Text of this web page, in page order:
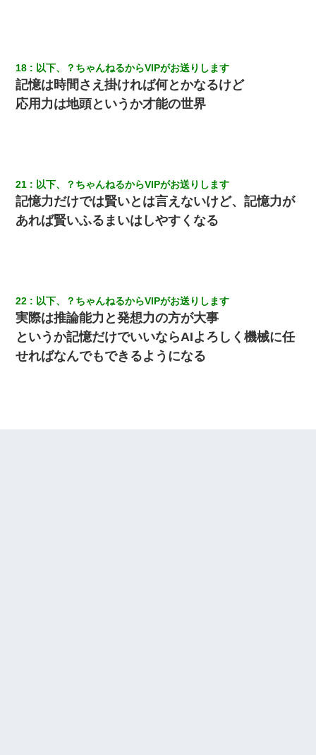
18 以下、？ちゃんねるからVIPがお送りします
記憶は時間さえ掛ければ何とかなるけど
応用力は地頭というか才能の世界
21 以下、？ちゃんねるからVIPがお送りします
記憶力だけでは賢いとは言えないけど、記憶力が
あれば賢いふるまいはしやすくなる
22 以下、？ちゃんねるからVIPがお送りします
実際は推論能力と発想力の方が大事
というか記憶だけでいいならAIよろしく機械に任
せればなんでもできるようになる